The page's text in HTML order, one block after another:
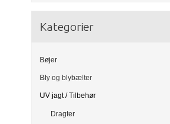
Kategorier
Bøjer
Bly og blybælter
UV jagt / Tilbehør
Dragter